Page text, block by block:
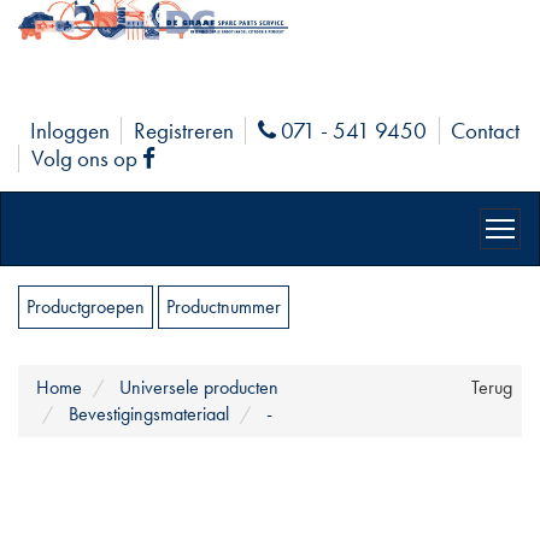
Inloggen Registreren Phone
071 - 541 9450
Contact
Volg ons op
Facebook
Productgroepen Productnummer
Terug
Home
Universele producten
Bevestigingsmateriaal
-